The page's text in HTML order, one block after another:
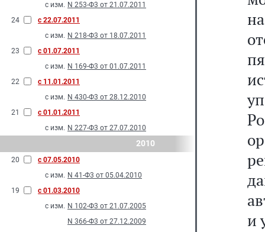
с изм. N 253-Ф3 от 21.07.2011
24
с 22.07.2011
с изм. N 218-Ф3 от 18.07.2011
23
с 01.07.2011
с изм. N 169-Ф3 от 01.07.2011
22
с 11.01.2011
с изм. N 430-Ф3 от 28.12.2010
21
с 01.01.2011
с изм. N 227-Ф3 от 27.07.2010
2010
20
с 07.05.2010
с изм. N 41-Ф3 от 05.04.2010
19
с 01.03.2010
с изм. N 102-Ф3 от 21.07.2005
N 366-Ф3 от 27.12.2009
и